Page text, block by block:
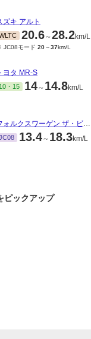
ズキ アルト
20.6～28.2km/L
JC08モード 20～37km/L
ヨタ MR-S
10・15 14～ 14.8km/L
フォルクスワーゲン ザ・ビートル
13.4～ 18.3km/L
ピックアップ